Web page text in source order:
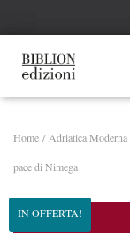
Home / Adriatica Moderna
pace di Nimega
IN OFFERTA!